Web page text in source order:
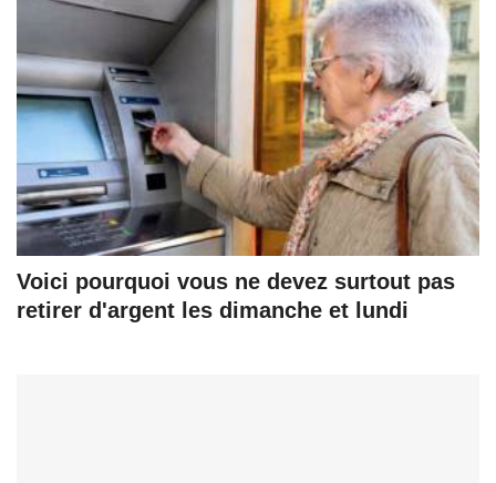
Voici pourquoi vous ne devez surtout pas
retirer d'argent les dimanche et lundi